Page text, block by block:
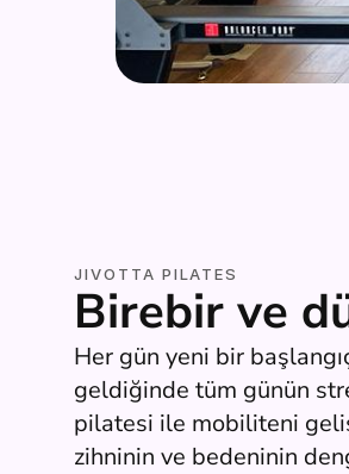
JIVOTTA PILATES
Birebir ve
Her gün yeni bir
geldiğinde tüm günün
pilatesi ile mobiliteni
zihninin ve bedeninin